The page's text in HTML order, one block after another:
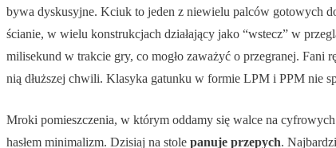
bywa dyskusyjne. Kciuk to jeden z niewielu palców gotowych
ścianie, w wielu konstrukcjach działający jako “wstecz” w
milisekund w trakcie gry, co mogło zaważyć o przegranej.
nią dłuższej chwili. Klasyka gatunku w formie LPM i PPM nie
Mroki pomieszczenia, w którym oddamy się walce na
hasłem minimalizm. Dzisiaj na stole panuje przepych.